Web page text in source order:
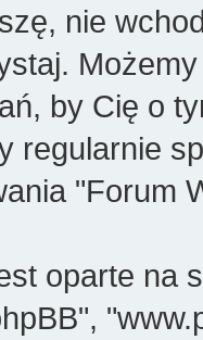
nie
by Cię o
regularnie
"Forum
oparte na